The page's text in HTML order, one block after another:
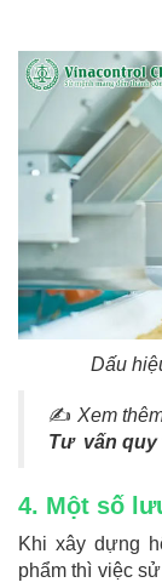
Dấu
✍ Xem
Tư vấn quy
4. Một số
Khi xây dựng
phẩm thì việc